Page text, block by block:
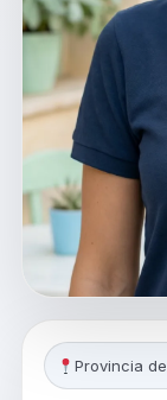
Provincia de